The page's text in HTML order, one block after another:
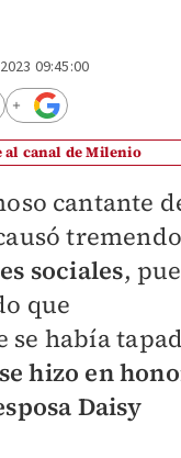
09:45:00
al canal de Milenio
cantante
tremendo
sociales,
que
se había
hizo en
Daisy